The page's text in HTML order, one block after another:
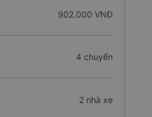
902.000 VNĐ
4 chuyến
2 nhà xe